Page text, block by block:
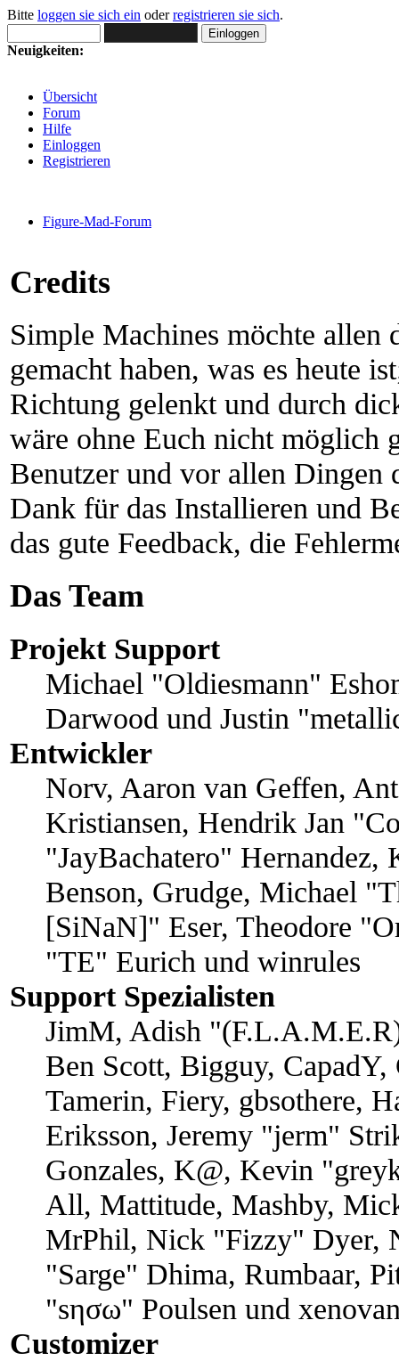
Bitte loggen sie sich ein oderregistrieren sie sich.
Neuigkeiten:
Übersicht
Forum
Hilfe
Einloggen
Registrieren
Figure-Mad-Forum
Credits
Simple Machines möchte allen
gemacht haben, was es heute
Richtung gelenkt und durch
wäre ohne Euch nicht möglich
Benutzer und vor allen Dingen
Dank für das Installieren und
das gute Feedback, die
Das Team
Projekt Support
Michael "Oldiesmann"
Darwood und Justin
Entwickler
Norv, Aaron van Geffen,
Kristiansen, Hendrik Jan
"JayBachatero"
Benson, Grudge, Michael
[SiNaN]" Eser, Theodore
"TE" Eurich und winrules
Support Spezialisten
JimM, Adish
Ben Scott, Bigguy,
Tamerin, Fiery, gbsothere,
Eriksson, Jeremy "jerm"
Gonzales, K@, Kevin
All, Mattitude, Mashby,
MrPhil, Nick "Fizzy" Dyer,
"Sarge" Dhima, Rumbaar,
"sησω" Poulsen und
Customizer